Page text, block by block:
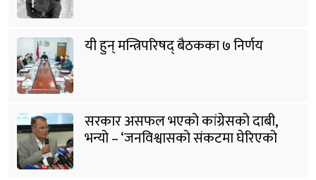
यी हुन् मन्त्रिपरिषद् बैठकका ७ निर्णय
सरकार असफल भएको कांग्रेसको दाबी,
भन्यो – ‘जनविश्वासको संकटमा घेरिएको